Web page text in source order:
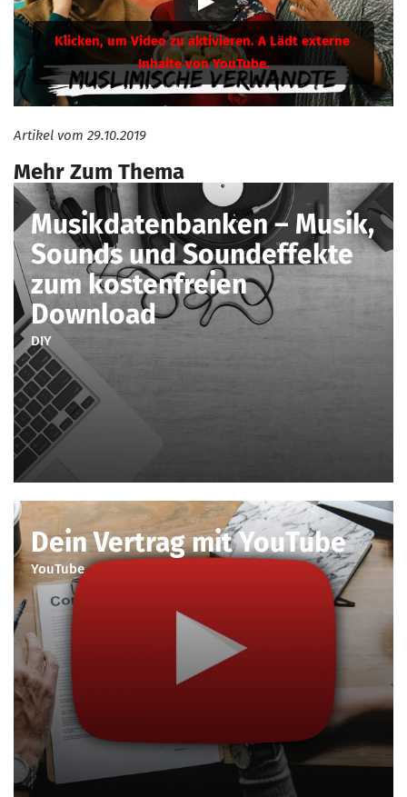
Artikel vom 29.10.2019
Mehr Zum Thema
Musikdatenbanken – Musik,
Sounds und Soundeffekte
zum kostenfreien
Download
DIY
Dein Vertrag mit YouTube
YouTube